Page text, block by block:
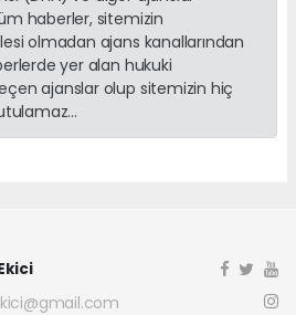
haberler, sitemizin
olmadan ajans kanallarından
yer alan hukuki
ajanslar olup sitemizin hiç